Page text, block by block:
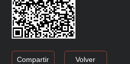
Compartir Volver